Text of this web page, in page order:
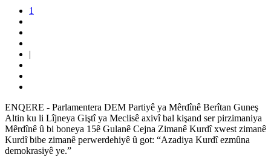
1
|
ENQERE - Parlamentera DEM Partiyê ya Mêrdînê Berîtan Guneş
Altin ku li Lîjneya Giştî ya Meclisê axivî bal kişand ser pirzimaniya
Mêrdînê û bi boneya 15ê Gulanê Cejna Zimanê Kurdî xwest zimanê
Kurdî bibe zimanê perwerdehiyê û got: “Azadiya Kurdî ezmûna
demokrasiyê ye.”